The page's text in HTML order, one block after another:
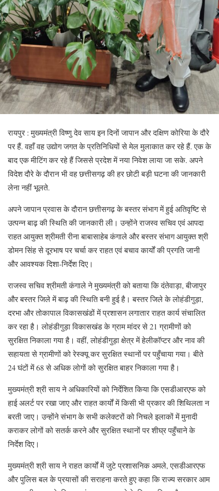
रायपुर : मुख्यमंत्री विष्णु देव साय इन दिनों जापान और दक्षिण कोरिया के दौरे
पर हैं. वहाँ वह उद्योग जगत के प्रतिनिधियों से मेल मुलाकात कर रहे हैं. एक के
बाद एक मीटिंग कर रहे हैं जिससे प्रदेश में नया निवेश लाया जा सके. अपने
विदेश दौरे के दौरान भी वह छत्तीसगढ़ की हर छोटी बड़ी घटना की जानकारी
लेना नहीं भूलते.
अपने जापान प्रवास के दौरान छत्तीसगढ़ के बस्तर संभाग में हुई अतिवृष्टि से
उत्पन्न बाढ़ की स्थिति की जानकारी ली। उन्होंने राजस्व सचिव एवं आपदा
राहत आयुक्त श्रीमती रीना बाबासाहेब कंगाले और बस्तर संभाग आयुक्त श्री
डोमन सिंह से दूरभाष पर चर्चा कर राहत एवं बचाव कार्यों की प्रगति जानी
और आवश्यक दिशा-निर्देश दिए।
राजस्व सचिव श्रीमती कंगाले ने मुख्यमंत्री को बताया कि दंतेवाड़ा, बीजापुर
और बस्तर जिले में बाढ़ की स्थिति बनी हुई है। बस्तर जिले के लोहंडीगुड़ा,
दरभा और तोकापाल विकासखंडों में प्रशासन लगातार राहत कार्य संचालित
कर रहा है। लोहंडीगुड़ा विकासखंड के ग्राम मांदर से 21 ग्रामीणों को
सुरक्षित निकाला गया है। वहीं, लोहंडीगुड़ा क्षेत्र में हेलीकॉप्टर और नाव की
सहायता से ग्रामीणों को रेस्क्यू कर सुरक्षित स्थानों पर पहुँचाया गया। बीते
24 घंटों में 68 से अधिक लोगों को सुरक्षित बाहर निकाला गया है।
मुख्यमंत्री श्री साय ने अधिकारियों को निर्देशित किया कि एसडीआरएफ को
हाई अलर्ट पर रखा जाए और राहत कार्यों में किसी भी प्रकार की शिथिलता न
बरती जाए। उन्होंने संभाग के सभी कलेक्टरों को निचले इलाकों में मुनादी
कराकर लोगों को सतर्क करने और सुरक्षित स्थानों पर शीघ्र पहुँचाने के
निर्देश दिए।
मुख्यमंत्री श्री साय ने राहत कार्यों में जुटे प्रशासनिक अमले, एसडीआरएफ
और पुलिस बल के प्रयासों की सराहना करते हुए कहा कि राज्य सरकार आम